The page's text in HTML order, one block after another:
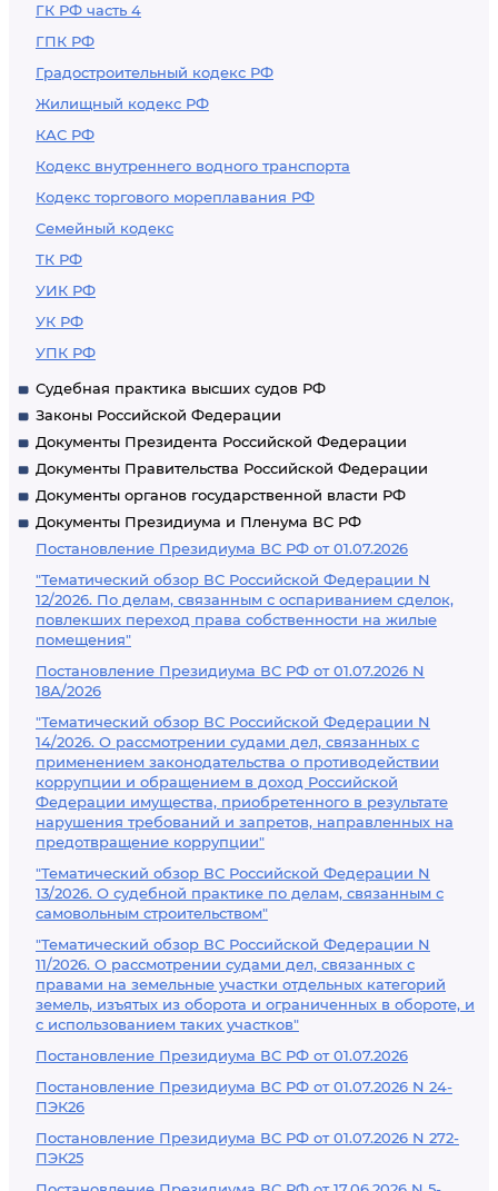
ГК РФ часть 4
ГПК РФ
Градостроительный кодекс РФ
Жилищный кодекс РФ
КАС РФ
Кодекс внутреннего водного транспорта
Кодекс торгового мореплавания РФ
Семейный кодекс
ТК РФ
УИК РФ
УК РФ
УПК РФ
Судебная практика высших судов РФ
Законы Российской Федерации
Документы Президента Российской Федерации
Документы Правительства Российской Федерации
Документы органов государственной власти РФ
Документы Президиума и Пленума ВС РФ
Постановление Президиума ВС РФ от 01.07.2026
"Тематический обзор ВС Российской Федерации N
12/2026. По делам, связанным с оспариванием сделок,
повлекших переход права собственности на жилые
помещения"
Постановление Президиума ВС РФ от 01.07.2026 N
18А/2026
"Тематический обзор ВС Российской Федерации N
14/2026. О рассмотрении судами дел, связанных с
применением законодательства о противодействии
коррупции и обращением в доход Российской
Федерации имущества, приобретенного в результате
нарушения требований и запретов, направленных на
предотвращение коррупции"
"Тематический обзор ВС Российской Федерации N
13/2026. О судебной практике по делам, связанным с
самовольным строительством"
"Тематический обзор ВС Российской Федерации N
11/2026. О рассмотрении судами дел, связанных с
правами на земельные участки отдельных категорий
земель, изъятых из оборота и ограниченных в обороте, и
с использованием таких участков"
Постановление Президиума ВС РФ от 01.07.2026
Постановление Президиума ВС РФ от 01.07.2026 N 24-
ПЭК26
Постановление Президиума ВС РФ от 01.07.2026 N 272-
ПЭК25